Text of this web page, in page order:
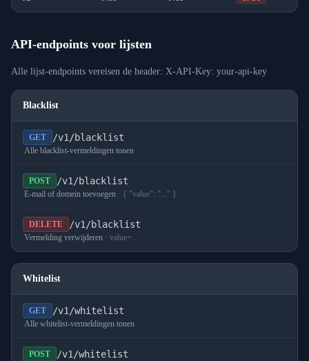
API-endpoints voor lijsten
Alle lijst-endpoints vereisen de header: X-API-Key: your-api-key
Blacklist
GET /v1/blacklist
Alle blacklist-vermeldingen tonen
POST /v1/blacklist
E-mail of domein toevoegen · { "value": "..." }
DELETE /v1/blacklist
Vermelding verwijderen · value=...
Whitelist
GET /v1/whitelist
Alle whitelist-vermeldingen tonen
POST /v1/whitelist